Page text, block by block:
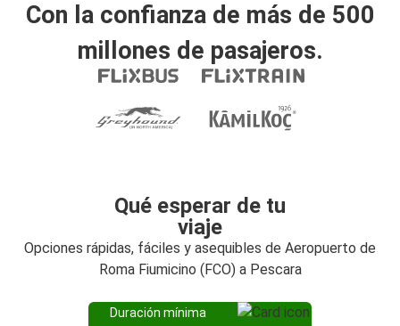
Con la confianza de más de 500
millones de pasajeros.
Qué esperar de tu
viaje
Opciones rápidas, fáciles y asequibles de Aeropuerto de
Roma Fiumicino (FCO) a Pescara
Duración mínima